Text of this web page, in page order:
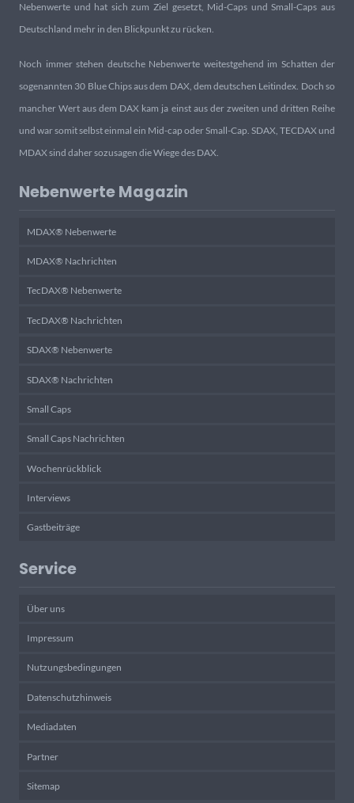
Nebenwerte und hat sich zum Ziel gesetzt, Mid-Caps und Small-Caps aus
Deutschland mehr in den Blickpunkt zu rücken.
Noch immer stehen deutsche Nebenwerte weitestgehend im Schatten der
sogenannten 30 Blue Chips aus dem DAX, dem deutschen Leitindex. Doch so
mancher Wert aus dem DAX kam ja einst aus der zweiten und dritten Reihe
und war somit selbst einmal ein Mid-cap oder Small-Cap. SDAX, TECDAX und
MDAX sind daher sozusagen die Wiege des DAX.
Nebenwerte Magazin
MDAX® Nebenwerte
MDAX® Nachrichten
TecDAX® Nebenwerte
TecDAX® Nachrichten
SDAX® Nebenwerte
SDAX® Nachrichten
Small Caps
Small Caps Nachrichten
Wochenrückblick
Interviews
Gastbeiträge
Service
Über uns
Impressum
Nutzungsbedingungen
Datenschutzhinweis
Mediadaten
Partner
Sitemap